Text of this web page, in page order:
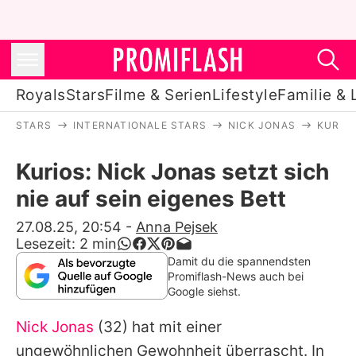
RoyalsStarsFilme & SerienLifestyleFamilie &
Stars
Filme & Serien
Lifestyle
Familie & Liebe
STARS INTERNATIONALE STARS NICK JONAS
Kurios: Nick Jonas setzt sich
nie auf sein eigenes Bett
27.08.25, 20:54 - Anna Pejsek
Lesezeit: 2 min
Damit du die spannendsten
Promiflash-News auch bei
Google siehst.
Nick Jonas (32) hat mit einer
ungewöhnlichen Gewohnheit überrascht. In